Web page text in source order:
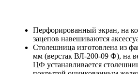
Перфорированный экран, на
зацепов навешиваются
Столешница изготовлена из
мм (верстак ВЛ-200-09 Ф), на
ЦФ устанавливается